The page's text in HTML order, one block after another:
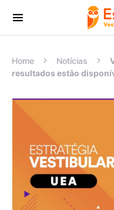
Procurar:
Home Notícias
resultados estão